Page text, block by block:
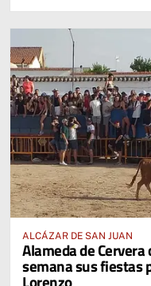
ALCÁZAR DE SAN JUAN
Alameda de
semana sus fiestas